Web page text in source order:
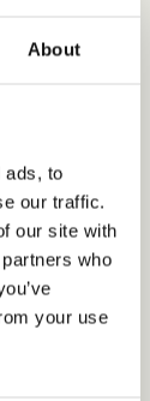
About
ads, to
our traffic.
our site with
who
your use
10
Store
Astrid
auf